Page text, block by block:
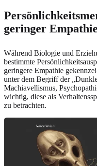
geringer
Während Biologie und
bestimmte
geringere Empathie
unter dem Begriff der
Machiavellismus,
wichtig, diese als
zu betrachten.